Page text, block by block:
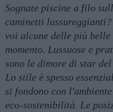
Sognate piscine a filo
caminetti
voi alcune delle più
momento. Lussuose e
sono le dimore di star
Lo stile è spesso
si fondono con
eco-sostenibilità. Le